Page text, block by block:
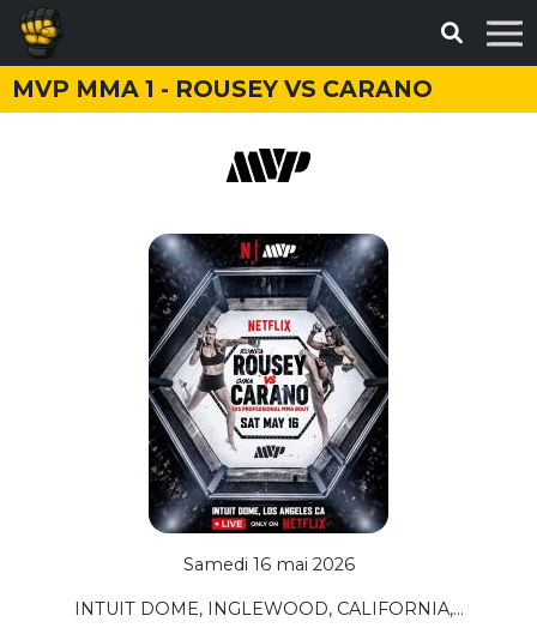
MVP MMA 1 - ROUSEY VS CARANO
Samedi 16 mai 2026
INTUIT DOME, INGLEWOOD, CALIFORNIA,...